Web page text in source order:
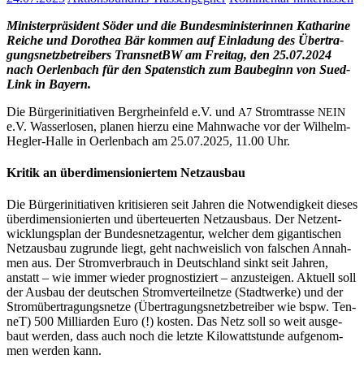
Minis­ter­prä­si­dent Söder und die Bun­des­mi­nis­te­rin­nen Katha­ri­ne
Rei­che und Doro­thea Bär kom­men auf Ein­la­dung des Über­tra­
gungs­netz­be­trei­bers Trans­netBW am Frei­tag, den 25.07.2024
nach Oer­len­bach für den Spa­ten­stich zum Bau­be­ginn von Sued­
Link in Bay­ern.
Die Bür­ger­initia­ti­ven Berg­rhein­feld e.V. und A7 Strom­tras­se NEIN
e.V. Was­ser­lo­sen, pla­nen hier­zu eine Mahn­wa­che vor der Wil­helm-
Heg­ler-Hal­le in Oer­len­bach am 25.07.2025, 11.00 Uhr.
Kri­tik an über­di­men­sio­nier­tem Netz­aus­bau
Die Bür­ger­initia­ti­ven kri­ti­sie­ren seit Jah­ren die Not­wen­dig­keit die­ses
über­di­men­sio­nier­ten und über­teu­er­ten Netz­aus­baus. Der Netz­ent­
wick­lungs­plan der Bun­des­netz­agen­tur, wel­cher dem gigan­ti­schen
Netz­aus­bau zugrun­de liegt, geht nach­weis­lich von fal­schen Annah­
men aus. Der Strom­ver­brauch in Deutsch­land sinkt seit Jah­ren,
anstatt – wie immer wie­der pro­gnos­ti­ziert – anzu­stei­gen. Aktu­ell soll
der Aus­bau der deut­schen Strom­ver­teil­net­ze (Stadt­wer­ke) und der
Strom­über­tra­gungs­net­ze (Über­tra­gungs­netz­be­trei­ber wie bspw. Ten­
neT) 500 Mil­li­ar­den Euro (!) kos­ten. Das Netz soll so weit aus­ge­
baut wer­den, dass auch noch die letz­te Kilo­watt­stun­de auf­ge­nom­
men wer­den kann.